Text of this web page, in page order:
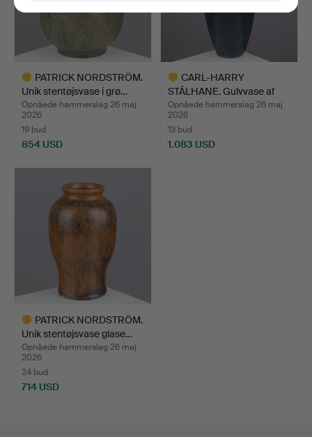
PATRICK NORDSTRÖM.
Unik stentøjsvase i grø…
Opnåede hammerslag 26 maj
2026
19 bud
854 USD
CARL-HARRY
STÅLHANE. Gulvvase af
glaseret …
Opnåede hammerslag 26 maj
2026
13 bud
1.083 USD
PATRICK NORDSTRÖM.
Unik stentøjsvase glase…
Opnåede hammerslag 26 maj
2026
24 bud
714 USD